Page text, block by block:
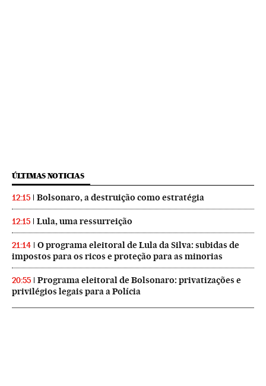
ÚLTIMAS NOTICIAS
12:15 Bolsonaro, a destruição como estratégia
12:15 Lula, uma ressurreição
21:14
O programa eleitoral de Lula da Silva: subidas de
impostos para os ricos e proteção para as minorias
20:55
Programa eleitoral de Bolsonaro: privatizações e
privilégios legais para a Polícia